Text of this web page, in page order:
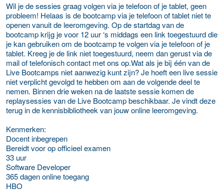
Wil je de sessies graag volgen via je telefoon of je tablet, geen
probleem! Helaas is de bootcamp via je telefoon of tablet niet te
openen vanuit de leeromgeving. Op de startdag van de
bootcamp krijg je voor 12 uur ‘s middags een link toegestuurd die
je kan gebruiken om de bootcamp te volgen via je telefoon of je
tablet. Kreeg je de link niet toegestuurd, neem dan gerust via de
mail of telefonisch contact met ons op.Wat als je bij één van de
Live Bootcamps niet aanwezig kunt zijn? Je hoeft een live sessie
niet verplicht gevolgd te hebben om aan de volgende deel te
nemen. Binnen drie weken na de laatste sessie komen de
replaysessies van de Live Bootcamp beschikbaar. Je vindt deze
terug in de kennisbibliotheek van jouw online leeromgeving.
Kenmerken:
Docent inbegrepen
Bereidt voor op officieel examen
33 uur
Software Developer
365 dagen online toegang
HBO